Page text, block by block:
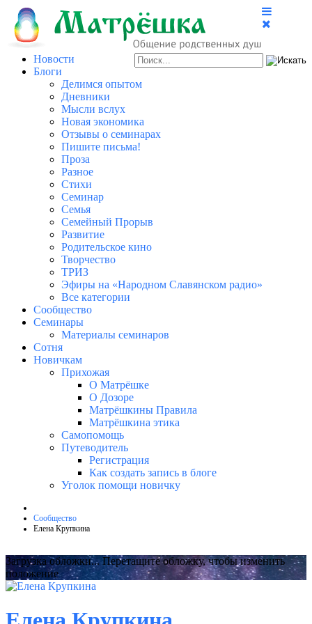
Новости
Блоги
Делимся опытом
Дневники
Мысли вслух
Новая экономика
Отзывы о семинарах
Пишите письма!
Проза
Разное
Стихи
Семинар
Семья
Семейный Прорыв
Развитие
Родительское кино
Творчество
ТРИЗ
Эфиры на «Народном Славянском радио»
Все категории
Сообщество
Семинары
Материалы семинаров
Сотня
Новичкам
Прихожая
О Матрёшке
О Дозоре
Матрёшкины Правила
Матрёшкина этика
Самопомощь
Путеводитель
Регистрация
Как создать запись в блоге
Уголок помощи новичку
Сообщество
Елена Крупкина
Загрузка обложки... Перетащите обложку, чтобы изменить
положение